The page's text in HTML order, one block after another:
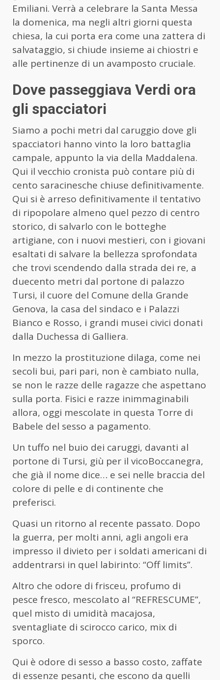
Emiliani. Verrà a celebrare la Santa Messa
la domenica, ma negli altri giorni questa
chiesa, la cui porta era come una zattera di
salvataggio, si chiude insieme ai chiostri e
alle pertinenze di un avamposto cruciale.
Dove passeggiava Verdi ora
gli spacciatori
Siamo a pochi metri dal caruggio dove gli
spacciatori hanno vinto la loro battaglia
campale, appunto la via della Maddalena.
Qui il vecchio cronista può contare più di
cento saracinesche chiuse definitivamente.
Qui si è arreso definitivamente il tentativo
di ripopolare almeno quel pezzo di centro
storico, di salvarlo con le botteghe
artigiane, con i nuovi mestieri, con i giovani
esaltati di salvare la bellezza sprofondata
che trovi scendendo dalla strada dei re, a
duecento metri dal portone di palazzo
Tursi, il cuore del Comune della Grande
Genova, la casa del sindaco e i Palazzi
Bianco e Rosso, i grandi musei civici donati
dalla Duchessa di Galliera.
In mezzo la prostituzione dilaga, come nei
secoli bui, pari pari, non è cambiato nulla,
se non le razze delle ragazze che aspettano
sulla porta. Fisici e razze inimmaginabili
allora, oggi mescolate in questa Torre di
Babele del sesso a pagamento.
Un tuffo nel buio dei caruggi, davanti al
portone di Tursi, giù per il vicoBoccanegra,
che già il nome dice… e sei nelle braccia del
colore di pelle e di continente che
preferisci.
Quasi un ritorno al recente passato. Dopo
la guerra, per molti anni, agli angoli era
impresso il divieto per i soldati americani di
addentrarsi in quel labirinto: “Off limits”.
Altro che odore di frisceu, profumo di
pesce fresco, mescolato al “REFRESCUME”,
quel misto di umidità macajosa,
sventagliate di scirocco carico, mix di
sporco.
Qui è odore di sesso a basso costo, zaffate
di essenze pesanti, che escono da quelli